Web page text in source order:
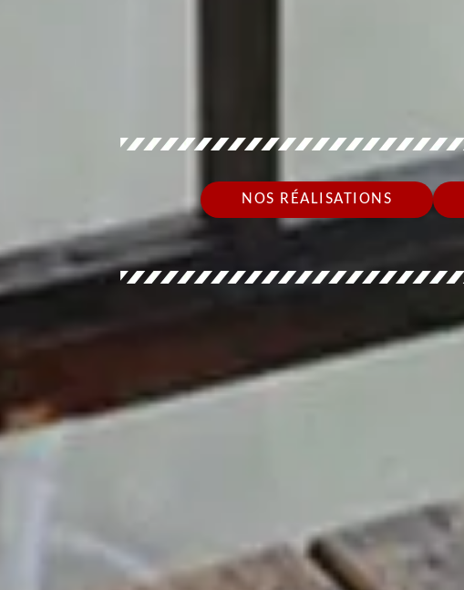
NOS RÉALISATIONS